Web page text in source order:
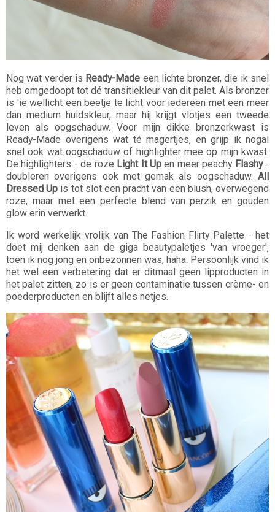
Nog wat verder is Ready-Made een lichte bronzer, die ik snel
heb omgedoopt tot dé transitiekleur van dit palet. Als bronzer
is 'ie wellicht een beetje te licht voor iedereen met een meer
dan medium huidskleur, maar hij krijgt vlotjes een tweede
leven als oogschaduw. Voor mijn dikke bronzerkwast is
Ready-Made overigens wat té magertjes, en grijp ik nogal
snel ook wat oogschaduw of highlighter mee op mijn kwast.
De highlighters - de roze Light It Upen meer peachy Flashy-
doubleren overigens ook met gemak als oogschaduw. All
Dressed Up is tot slot een pracht van een blush, overwegend
roze, maar met een perfecte blend van perzik en gouden
glow erin verwerkt.
Ik word werkelijk vrolijk van The Fashion Flirty Palette - het
doet mij denken aan de giga beautypaletjes 'van vroeger',
toen ik nog jong en onbezonnen was, haha. Persoonlijk vind ik
het wel een verbetering dat er ditmaal geen lipproducten in
het palet zitten, zo is er geen contaminatie tussen crème- en
poederproducten en blijft alles netjes.